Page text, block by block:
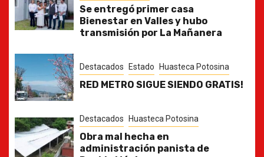
Se entregó primer casa
Bienestar en Valles y hubo
transmisión por La Mañanera
Destacados Estado Huasteca Potosina
RED METRO SIGUE SIENDO GRATIS!
Destacados Huasteca Potosina
Obra mal hecha en
administración panista de